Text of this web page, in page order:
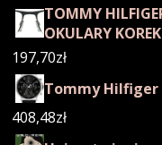
TOMMY
OKULARY
197,70zł
Tommy Hilfiger
408,48zł